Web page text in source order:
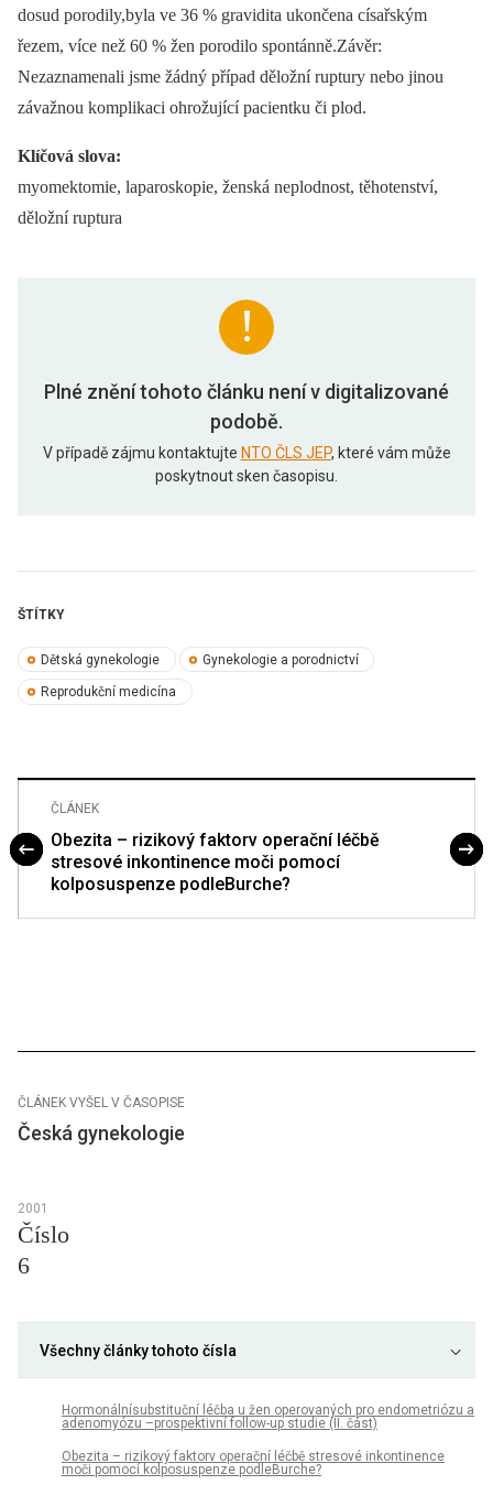
dosud porodily,byla ve 36 % gravidita ukončena císařským
řezem, více než 60 % žen porodilo spontánně.Závěr:
Nezaznamenali jsme žádný případ děložní ruptury nebo jinou
závažnou komplikaci ohrožující pacientku či plod.
Klíčová slova:
myomektomie, laparoskopie, ženská neplodnost, těhotenství,
děložní ruptura
Plné znění tohoto článku není v digitalizované
podobě.
V případě zájmu kontaktujte NTO ČLS JEP, které vám může
poskytnout sken časopisu.
ŠTÍTKY
Dětská gynekologie Gynekologie a porodnictví
Reprodukční medicína
ČLÁNEK
Obezita – rizikový faktorv operační léčbě
stresové inkontinence moči pomocí
kolposuspenze podleBurche?
ČLÁNEK VYŠEL V ČASOPISE
Česká gynekologie
2001
Číslo
6
Všechny články tohoto čísla
Hormonálnísubstituční léčba u žen operovaných pro endometriózu a
adenomyózu –prospektivní follow-up studie (II. část)
Obezita – rizikový faktorv operační léčbě stresové inkontinence
moči pomocí kolposuspenze podleBurche?